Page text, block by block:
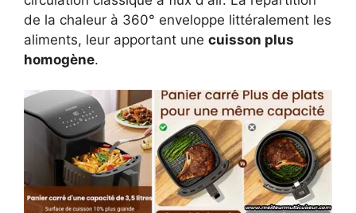
de la chaleur à 360° enveloppe littéralement les
aliments, leur apportant une cuisson plus
homogène.